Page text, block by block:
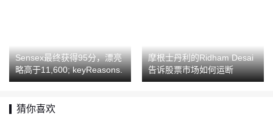
Sensex最终获得95分，漂亮
略高于11,600; keyReasons.
摩根士丹利的Ridham Desai
告诉股票市场如何运断
猜你喜欢